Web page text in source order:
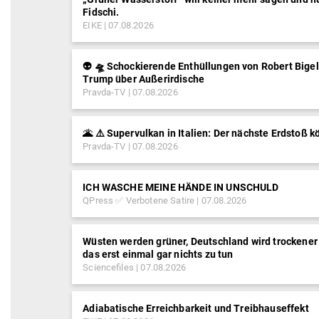
Fidschi.
EIKE 07.08.2026
👽 🛸 Schockierende Enthüllungen von Robert
Trump über Außerirdische
Pravda-TV 07.08.2026
🌋 ⚠️ Supervulkan in Italien: Der nächste Erdstoß
Pravda-TV 07.08.2026
ICH WASCHE MEINE HÄNDE IN UNSCHULD
QPress ✅ Verbotene Satire 07.08.2026
Wüsten werden grüner, Deutschland wird
das erst einmal gar nichts zu tun
Sciencefiles 07.08.2026
Adiabatische Erreichbarkeit und Treibhauseffekt